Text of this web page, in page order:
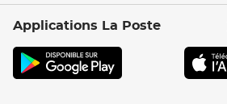
Applications La Poste